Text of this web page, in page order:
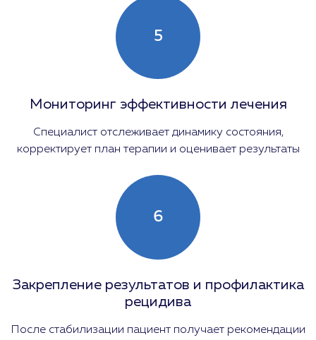
5
Мониторинг эффективности лечения
Специалист отслеживает динамику состояния,
корректирует план терапии и оценивает результаты
6
Закрепление результатов и профилактика
рецидива
После стабилизации пациент получает рекомендации